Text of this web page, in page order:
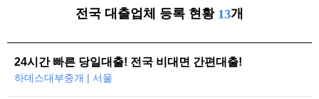
전국 대출업체 등록 현황 13개
24시간 빠른 당일대출! 전국 비대면 간편대출!
하데스대부중개 | 서울